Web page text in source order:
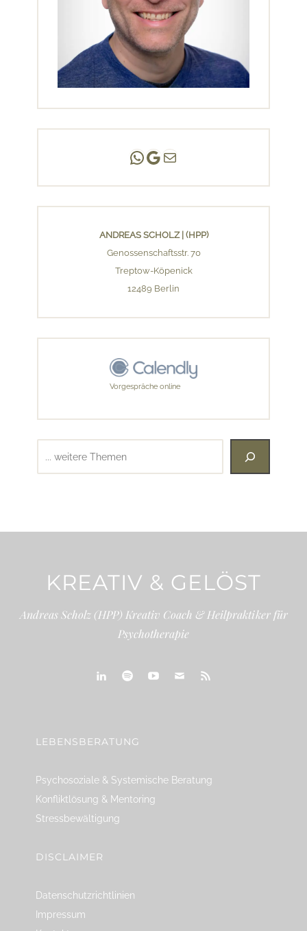
Andreas Scholz | (HPP)
Praxis Adlershof
E-Mail an mich ...
ANDREAS SCHOLZ | (HPP)
Genossenschaftsstr. 70
Treptow-Köpenick
12489 Berlin
Vorgespräche online
KREATIV & GELÖST
Andreas Scholz (HPP) Kreativ Coach & Heilpraktiker für
Psychotherapie
LEBENSBERATUNG
Psychosoziale & Systemische Beratung
Konfliktlösung & Mentoring
Stressbewältigung
DISCLAIMER
Datenschutzrichtlinien
Impressum